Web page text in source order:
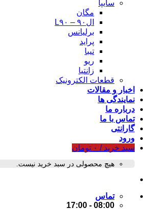
سایپا
مگان
ال۹۰ – L۹۰
برلیانس
پراید
تیبا
ریو
زانتیا
قطعات الکترونیک
اخبار و مقالات
نمایندگی ها
درباره ما
تماس با ما
گارانتی
ورود
سبد خرید / ۰ تومان
هیچ محصولی در سبد خرید نیست.
تماس
08:00 - 17:00